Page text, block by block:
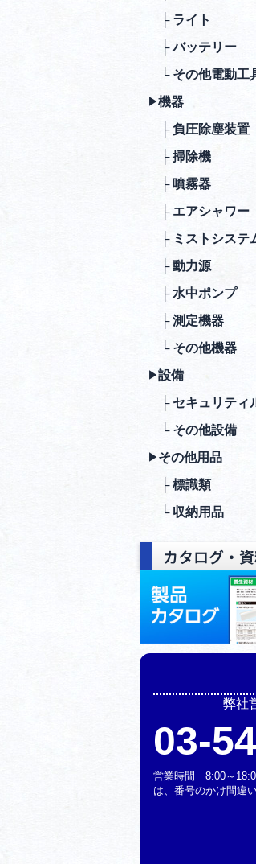
├ ライト
├ バッテリー
└ その他電動⼯
▶︎機器
├ 負圧除塵装置
├ 掃除機
├ 噴霧器
├ エアシャワー
├ ミストシステ
├ 動⼒源
├ ⽔中ポンプ
├ 測定機器
└ その他機器
▶︎設備
├ セキュリティ
└ その他設備
▶︎ その他⽤品
├ 標識類
└ 収納⽤品
カタログ・
弊社
03-
営業時間 8:00～
は、番号のかけ間違